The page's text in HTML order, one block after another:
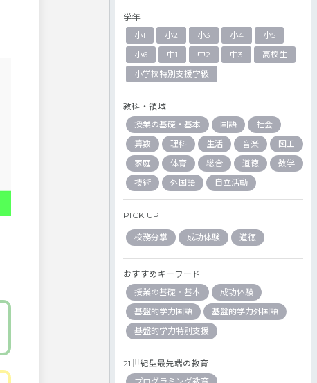
学年
小1
小2 小3 小4
小5
小6
中1 中2 中3
高校生
小学校特別支援学級
教科・領域
授業の基礎・基本
国語
社会
算数
理科 生活 音楽
図工
家庭
体育 総合 道徳
数学
技術
外国語 自立活動
PICK UP
校務分掌 成功体験 道徳
おすすめキーワード
授業の基礎・基本
成功体験
基盤的学力国語
基盤的学力外国語
基盤的学力特別支援
21世紀型最先端の教育